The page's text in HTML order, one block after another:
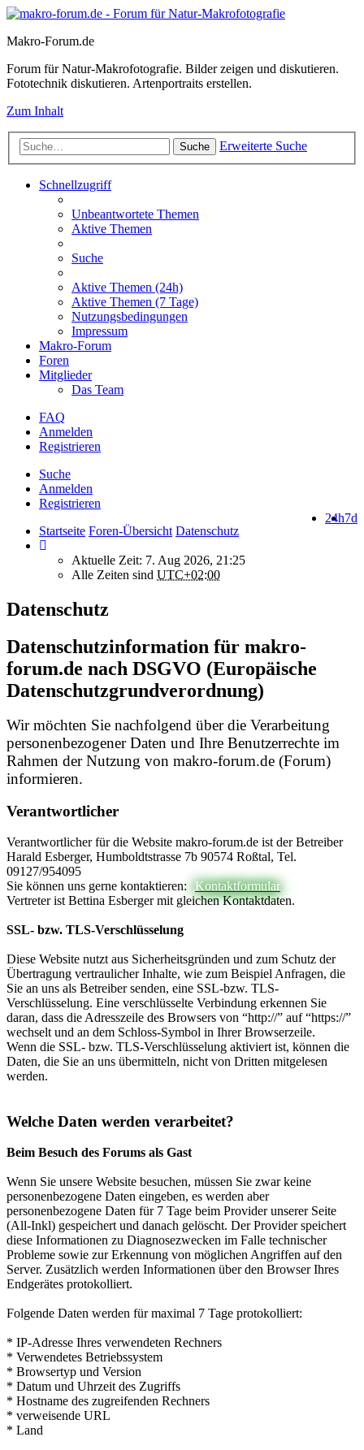
Makro-Forum.de
Forum für Natur-Makrofotografie. Bilder zeigen und diskutieren.
Fototechnik diskutieren. Artenportraits erstellen.
Zum Inhalt
Suche Erweiterte Suche
Schnellzugriff
Unbeantwortete Themen
Aktive Themen
Suche
Aktive Themen (24h)
Aktive Themen (7 Tage)
Nutzungsbedingungen
Impressum
Makro-Forum
Foren
Mitglieder
Das Team
FAQ
Anmelden
Registrieren
Suche
Anmelden
Registrieren
7d
24h
Startseite Foren-Übersicht Datenschutz
Aktuelle Zeit: 7. Aug 2026, 21:25
Alle Zeiten sind UTC+02:00
Datenschutz
Datenschutzinformation für makro-
forum.de nach DSGVO (Europäische
Datenschutzgrundverordnung)
Wir möchten Sie nachfolgend über die Verarbeitung
personenbezogener Daten und Ihre Benutzerrechte im
Rahmen der Nutzung von makro-forum.de (Forum)
informieren.
Verantwortlicher
Verantwortlicher für die Website makro-forum.de ist der Betreiber
Harald Esberger, Humboldtstrasse 7b 90574 Roßtal, Tel.
09127/954095
Sie können uns gerne kontaktieren:
Kontaktformular
Vertreter ist Bettina Esberger mit gleichen Kontaktdaten.
SSL- bzw. TLS-Verschlüsselung
Diese Website nutzt aus Sicherheitsgründen und zum Schutz der
Übertragung vertraulicher Inhalte, wie zum Beispiel Anfragen, die
Sie an uns als Betreiber senden, eine SSL-bzw. TLS-
Verschlüsselung. Eine verschlüsselte Verbindung erkennen Sie
daran, dass die Adresszeile des Browsers von “http://” auf “https://”
wechselt und an dem Schloss-Symbol in Ihrer Browserzeile.
Wenn die SSL- bzw. TLS-Verschlüsselung aktiviert ist, können die
Daten, die Sie an uns übermitteln, nicht von Dritten mitgelesen
werden.
Welche Daten werden verarbeitet?
Beim Besuch des Forums als Gast
Wenn Sie unsere Website besuchen, müssen Sie zwar keine
personenbezogene Daten eingeben, es werden aber
personenbezogene Daten für 7 Tage beim Provider unserer Seite
(All-Inkl) gespeichert und danach gelöscht. Der Provider speichert
diese Informationen zu Diagnosezwecken im Falle technischer
Probleme sowie zur Erkennung von möglichen Angriffen auf den
Server. Zusätzlich werden Informationen über den Browser Ihres
Endgerätes protokolliert.
Folgende Daten werden für maximal 7 Tage protokolliert:
* IP-Adresse Ihres verwendeten Rechners
* Verwendetes Betriebssystem
* Browsertyp und Version
* Datum und Uhrzeit des Zugriffs
* Hostname des zugreifenden Rechners
* verweisende URL
* Land